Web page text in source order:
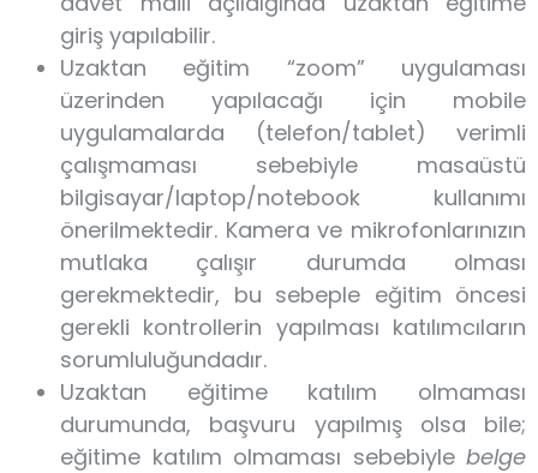
giriş yapılabilir.
Uzaktan eğitim “zoom” uygulaması
üzerinden yapılacağı için mobile
uygulamalarda (telefon/tablet) verimli
çalışmaması sebebiyle masaüstü
bilgisayar/laptop/notebook kullanımı
önerilmektedir. Kamera ve mikrofonlarınızın
mutlaka çalışır durumda olması
gerekmektedir, bu sebeple eğitim öncesi
gerekli kontrollerin yapılması katılımcıların
sorumluluğundadır.
Uzaktan eğitime katılım olmaması
durumunda, başvuru yapılmış olsa bile;
eğitime katılım olmaması sebebiyle belge